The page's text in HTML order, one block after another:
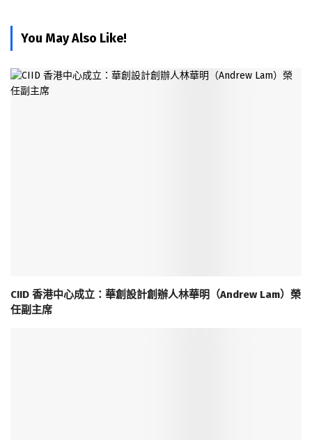
You May Also Like!
CIID 香港中心成立：華創設計創辦人林華明（Andrew Lam）榮
任副主席